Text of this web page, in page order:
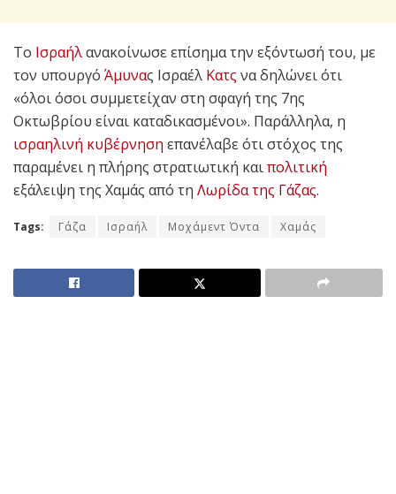
Το Ισραήλανακοίνωσε επίσημα την εξόντωσή του, με
τον υπουργό Άμυνας Ισραέλ Κατς να δηλώνει ότι
«όλοι όσοι συμμετείχαν στη σφαγή της 7ης
Οκτωβρίου είναι καταδικασμένοι». Παράλληλα, η
ισραηλινή κυβέρνηση επανέλαβε ότι στόχος της
παραμένει η πλήρης στρατιωτική καιπολιτική
εξάλειψη της Χαμάς από τη Λωρίδα της Γάζας.
Tags: Γάζα Ισραήλ Μοχάμεντ Όντα Χαμάς